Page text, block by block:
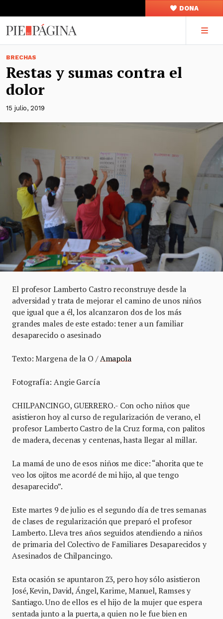
DONA
BRECHAS
Restas y sumas contra el
dolor
15 julio, 2019
El profesor Lamberto Castro reconstruye desde la
adversidad y trata de mejorar el camino de unos niños
que igual que a él, los alcanzaron dos de los más
grandes males de este estado: tener a un familiar
desaparecido o asesinado
Texto: Margena de la O / Amapola
Fotografía: Angie García
CHILPANCINGO, GUERRERO.- Con ocho niños que
asistieron hoy al curso de regularización de verano, el
profesor Lamberto Castro de la Cruz forma, con palitos
de madera, decenas y centenas, hasta llegar al millar.
La mamá de uno de esos niños me dice: “ahorita que te
veo los ojitos me acordé de mi hijo, al que tengo
desaparecido”.
Este martes 9 de julio es el segundo día de tres semanas
de clases de regularización que preparó el profesor
Lamberto. Lleva tres años seguidos atendiendo a niños
de primaria del Colectivo de Familiares Desaparecidos y
Asesinados de Chilpancingo.
Esta ocasión se apuntaron 23, pero hoy sólo asistieron
José, Kevin, David, Ángel, Karime, Manuel, Ramses y
Santiago. Uno de ellos es el hijo de la mujer que espera
sentada junto a la puerta, a quien no le fue bien en